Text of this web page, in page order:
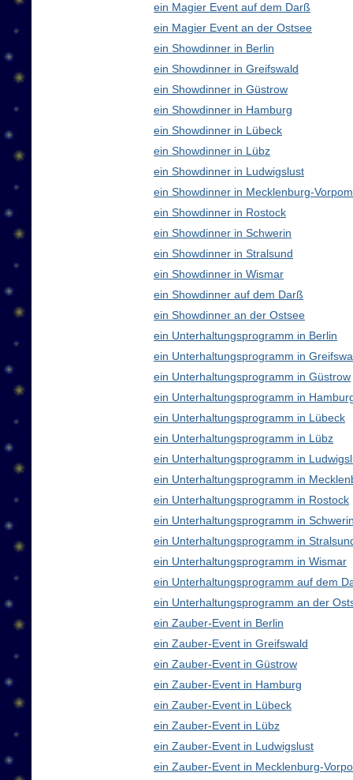
ein Magier Event auf dem Darß
ein Magier Event an der Ostsee
ein Showdinner in Berlin
ein Showdinner in Greifswald
ein Showdinner in Güstrow
ein Showdinner in Hamburg
ein Showdinner in Lübeck
ein Showdinner in Lübz
ein Showdinner in Ludwigslust
ein Showdinner in Mecklenburg-
ein Showdinner in Rostock
ein Showdinner in Schwerin
ein Showdinner in Stralsund
ein Showdinner in Wismar
ein Showdinner auf dem Darß
ein Showdinner an der Ostsee
ein Unterhaltungsprogramm in Berlin
ein Unterhaltungsprogramm in
ein Unterhaltungsprogramm in Güstrow
ein Unterhaltungsprogramm in
ein Unterhaltungsprogramm in Lübeck
ein Unterhaltungsprogramm in Lübz
ein Unterhaltungsprogramm in
ein Unterhaltungsprogramm in
ein Unterhaltungsprogramm in Rostock
ein Unterhaltungsprogramm in
ein Unterhaltungsprogramm in
ein Unterhaltungsprogramm in Wismar
ein Unterhaltungsprogramm auf dem
ein Unterhaltungsprogramm an der
ein Zauber-Event in Berlin
ein Zauber-Event in Greifswald
ein Zauber-Event in Güstrow
ein Zauber-Event in Hamburg
ein Zauber-Event in Lübeck
ein Zauber-Event in Lübz
ein Zauber-Event in Ludwigslust
ein Zauber-Event in Mecklenburg-